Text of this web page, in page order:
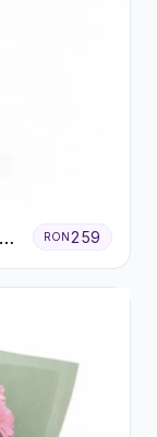
RON 259